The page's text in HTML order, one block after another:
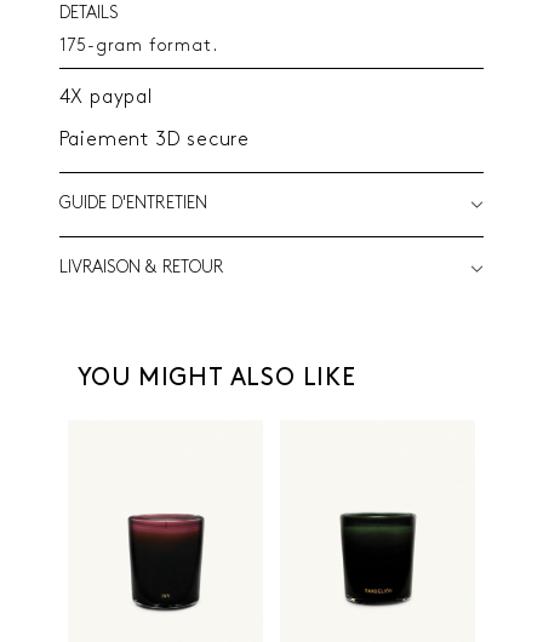
DETAILS
175-gram format.
4X paypal
Paiement 3D secure
GUIDE D'ENTRETIEN
LIVRAISON & RETOUR
YOU MIGHT ALSO LIKE